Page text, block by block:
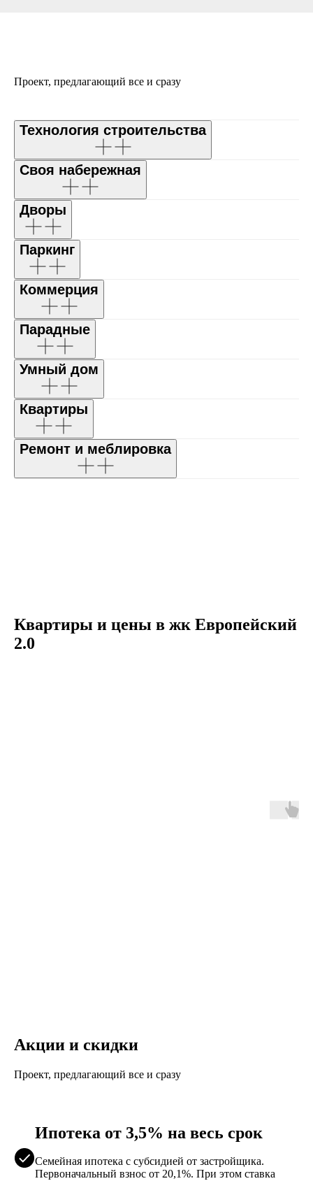
Проект, предлагающий все и сразу
Технология строительства
Своя набережная
Дворы
Паркинг
Коммерция
Парадные
Умный дом
Квартиры
Ремонт и меблировка
Квартиры и цены в жк Европейский
2.0
Акции и скидки
Проект, предлагающий все и сразу
Ипотека от 3,5% на весь срок
Семейная ипотека с субсидией от застройщика.
Первоначальный взнос от 20,1%. При этом ставка